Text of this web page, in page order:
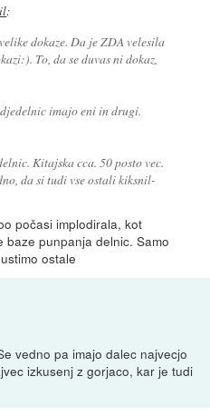
:
dokaze. Da je ZDA velesila
To, da se duvas ni dokaz,
imajo eni in drugi.
Kitajska cca. 50 posto vec.
da si tudi vse ostali kiksnil-
počasi implodirala, kot
punpanja delnic. Samo
ostale
vedno pa imajo dalec najvecjo
izkusenj z gorjaco, kar je tudi